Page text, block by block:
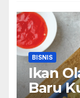
BISNIS
Ikan
Baru